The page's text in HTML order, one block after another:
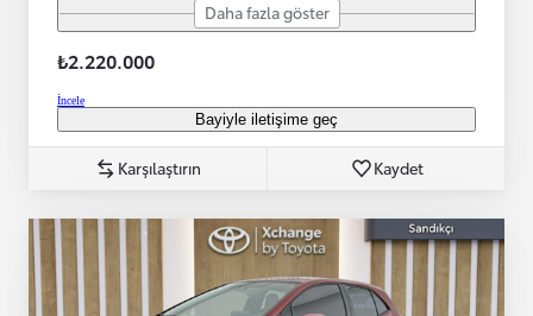
Daha fazla göster
₺2.220.000
İncele
Bayiyle iletişime geç
Karşılaştırın Kaydet